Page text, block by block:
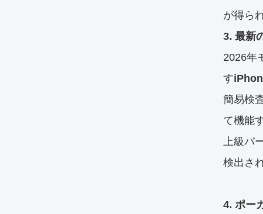
が得ら
3. 最新
2026年
す
簡易検
て機能
上級バ
検出さ
4. ポー